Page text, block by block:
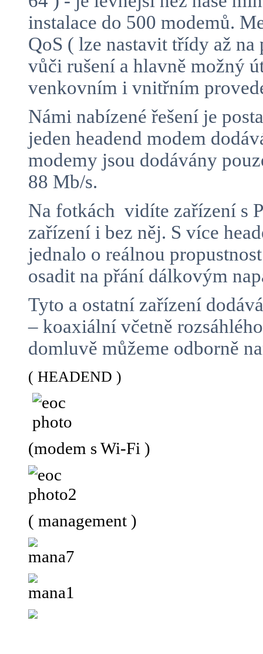
instalace do 500 modemů.
QoS ( lze nastavit třídy až
vůči rušení a hlavně možný
venkovním i vnitřním
Námi nabízené řešení je
jeden headend modem
modemy jsou dodávány
88 Mb/s.
Na fotkách vidíte zařízení s
zařízení i bez něj. S více
jednalo o reálnou
osadit na přání dálkovým
Tyto a ostatní zařízení
– koaxiální včetně
domluvě můžeme odborně
( HEADEND )
(modem s Wi-Fi )
( management )